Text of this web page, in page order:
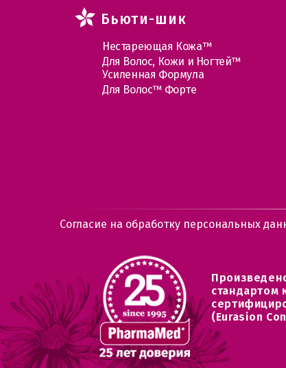
Бьюти-шик
Нестареющая Кожа™
Для Волос, Кожи и Ногтей™
Усиленная Формула
Для Волос™ Форте
Согласие на обработку персональных
стандартом
(Eurasion